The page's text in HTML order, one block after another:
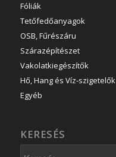
Fóliák
Tetőfedőanyagok
OSB, Fűrészáru
Szárazépítészet
Vakolatkiegészítők
Hő, Hang és Víz-szigetelők
Egyéb
KERESÉS